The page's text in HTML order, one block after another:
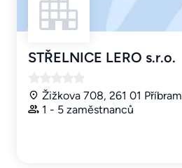
STŘELNICE LERO s.r.o.
Žižkova 708, 261 01 Příbram
1 - 5 zaměstnanců